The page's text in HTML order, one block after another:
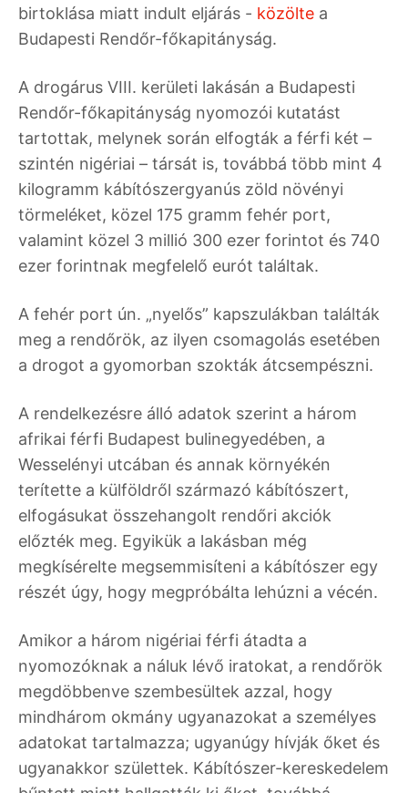
birtoklása miatt indult eljárás - közölte a
Budapesti Rendőr-főkapitányság.
A drogárus VIII. kerületi lakásán a Budapesti
Rendőr-főkapitányság nyomozói kutatást
tartottak, melynek során elfogták a férfi két –
szintén nigériai – társát is, továbbá több mint 4
kilogramm kábítószergyanús zöld növényi
törmeléket, közel 175 gramm fehér port,
valamint közel 3 millió 300 ezer forintot és 740
ezer forintnak megfelelő eurót találtak.
A fehér port ún. „nyelős” kapszulákban találták
meg a rendőrök, az ilyen csomagolás esetében
a drogot a gyomorban szokták átcsempészni.
A rendelkezésre álló adatok szerint a három
afrikai férfi Budapest bulinegyedében, a
Wesselényi utcában és annak környékén
terítette a külföldről származó kábítószert,
elfogásukat összehangolt rendőri akciók
előzték meg. Egyikük a lakásban még
megkísérelte megsemmisíteni a kábítószer egy
részét úgy, hogy megpróbálta lehúzni a vécén.
Amikor a három nigériai férfi átadta a
nyomozóknak a náluk lévő iratokat, a rendőrök
megdöbbenve szembesültek azzal, hogy
mindhárom okmány ugyanazokat a személyes
adatokat tartalmazza; ugyanúgy hívják őket és
ugyanakkor születtek. Kábítószer-kereskedelem